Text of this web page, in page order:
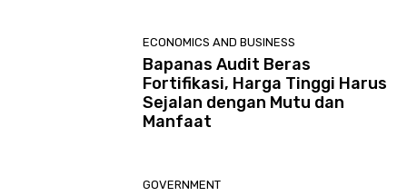
ECONOMICS AND BUSINESS
Bapanas Audit Beras
Fortifikasi, Harga Tinggi Harus
Sejalan dengan Mutu dan
Manfaat
GOVERNMENT